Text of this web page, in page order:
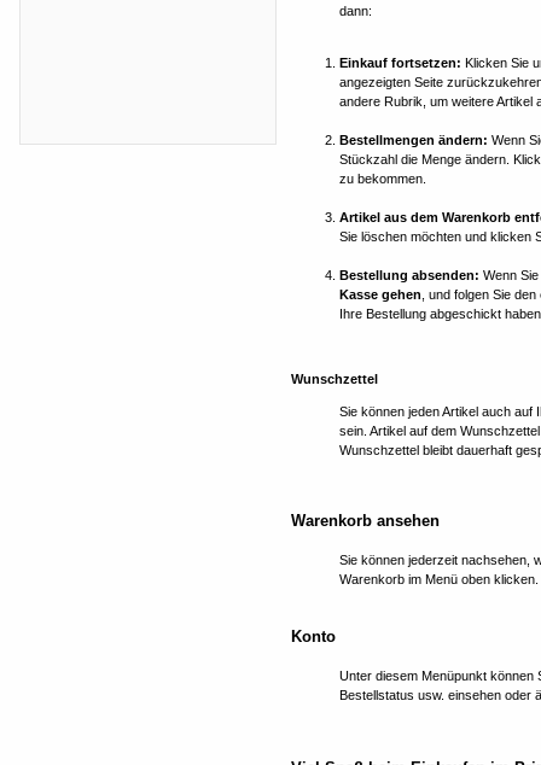
dann:
Einkauf fortsetzen: Klicken Sie
angezeigten Seite
andere Rubrik, um weitere Artikel
Bestellmengen ändern: Wenn
Stückzahl die Menge ändern.
zu bekommen.
Artikel aus dem Warenkorb
Sie löschen möchten und klicken
Bestellung absenden: Wenn
Kasse gehen , und folgen Sie
Ihre Bestellung abgeschickt
Wunschzettel
Sie können jeden Artikel auch auf
sein. Artikel auf dem
Wunschzettel bleibt dauerhaft
Warenkorb ansehen
Sie können jederzeit nachsehen,
Warenkorb im Menü oben klicken.
Konto
Unter diesem Menüpunkt können
Bestellstatus usw. einsehen oder